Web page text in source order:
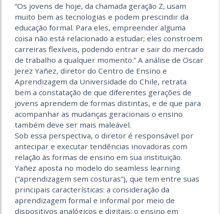
“Os jovens de hoje, da chamada geração Z, usam
muito bem as tecnologias e podem prescindir da
educação formal. Para eles, empreender alguma
coisa não está relacionado a estudar; eles constroem
carreiras flexíveis, podendo entrar e sair do mercado
de trabalho a qualquer momento.” A análise de Oscar
Jerez Yañez, diretor do Centro de Ensino e
Aprendizagem da Universidade do Chile, retrata
bem a constatação de que diferentes gerações de
jovens aprendem de formas distintas, e de que para
acompanhar as mudanças geracionais o ensino
também deve ser mais maleável.
Sob essa perspectiva, o diretor é responsável por
antecipar e executar tendências inovadoras com
relação às formas de ensino em sua instituição.
Yañez aposta no modelo do seamless learning
(“aprendizagem sem costuras”), que tem entre suas
principais características: a consideração da
aprendizagem formal e informal por meio de
dispositivos analógicos e digitais; o ensino em